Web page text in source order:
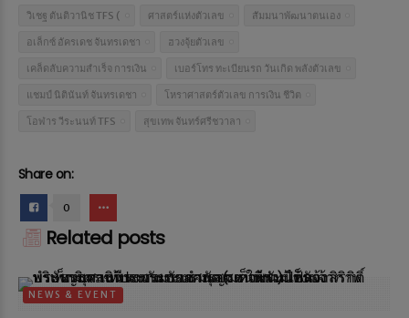
วิเชฐ ตันติวานิช TFS ( ศาสตร์แห่งตัวเลข สัมมนาพัฒนาตนเอง
อเล็กซ์ อัครเดช จันทรเดชา ฮวงจุ้ยตัวเลข
เคล็ดลับความสำเร็จ การเงิน เบอร์โทร ทะเบียนรถ วันเกิด พลังตัวเลข
แชมป์ นิตินันท์ จันทรเดชา โหราศาสตร์ตัวเลข การเงิน ชีวิต
โอฬาร วีระนนท์ TFS สุขเทพ จันทร์ศรีชวาลา
Share on:
0
Related posts
NEWS & EVENT